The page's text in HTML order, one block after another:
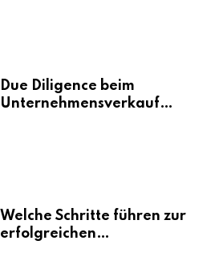
Due Diligence beim
Unternehmensverkauf
Welche Schritte führen zur
erfolgreichen